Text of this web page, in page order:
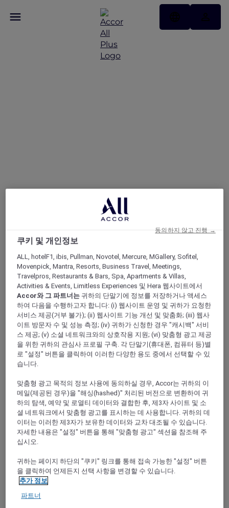
ALL Accor+ Explorer 사파의 감각적인 장소
사파의 감각적인 장소
BY VŨ PHONG THU – ACCOR PLUS
AMBASSADOR VIETNAM
이번 2월에 사파로 여행을 갔습니다. 봄기운이 느껴지
기 시작했어요. 꽃샘 추위에서도 복숭아꽃이 피어나고
게 감동을 줬거든요. 하지만 이번 여행은 지난 방문과
는 달랐습니다. 베트남 북서부의 환상적인 자연 경관
에 반했을 뿐 아니라 제가 머문 호텔에도 감탄했답니
다. Hôtel de la Coupole – MGallery by Sofitel….
시내 중심가에 자리한 이 호텔은 지난 세월의 우아함
을 간직하고 있어요. 프랑스령 인도차이나 시대의 건
축과 현지의 문화가 조화를 이뤄 신비로운 분위기를
자아냅니다. 이 호텔은 세계적으로 유명한 건축가 빌
벤슬리의 걸작이고, 개인적으로 그가 선보이는 색채의
향연에 경의를 표합니다. 로비는 터키색 가구와 붉은
천장 조명, 빈티지 수집품과 고산족의 액세서리가 완
벽하게 배치되어 진정한 정통성과 눈부시게 빛나는 분
쿠키 및 개인정보
ALL, hotelF1, ibis, Pullman, Novotel, Mercure, MGallery, Sofitel,
Movenpick, Mantra, Resorts, Business Travel, Meetings,
Travelpros, Restaurants & Bars, Spa, Apartments & Villas,
Activities & Events, Limitless Experiences 및 Hera 웹사이트에서
Accor와 그 파트너는 귀하의 단말기에 정보를 저장하거나 액세스
하여 다음을 수행하고자 합니다: (i) 웹사이트 운영 및 귀하가 요청한
서비스 제공(거부 불가); (ii) 웹사이트 기능 개선 및 맞춤화; (iii) 웹사
이트 방문자 수 및 성능 측정; (iv) 귀하가 신청한 경우 "캐시백" 서비
스 제공; (v) 소셜 네트워크와의 상호작용 지원; (vi) 맞춤형 광고 제공
을 위한 귀하의 관심사 프로필 구축. 각 단말기(휴대폰, 컴퓨터 등)별
로 "설정" 버튼을 클릭하여 이러한 다양한 용도 중에서 선택할 수 있
습니다.
맞춤형 광고 목적의 정보 사용에 동의하실 경우, Accor는 귀하의 이
메일(제공된 경우)을 "해싱(hashed)" 처리된 버전으로 변환하여 귀
하의 탐색, 예약 및 로열티 데이터와 결합한 후, 제3자 사이트 및 소
셜 네트워크에서 맞춤형 광고를 표시하는 데 사용합니다. 귀하의 데
이터는 이러한 제3자가 보유한 데이터와 교차 대조될 수 있습니다.
자세한 내용은 "설정" 버튼을 통해 "맞춤형 광고" 섹션을 참조해 주
십시오.
귀하는 페이지 하단의 "쿠키" 링크를 통해 접속 가능한 "설정" 버튼
을 클릭하여 언제든지 선택 사항을 변경할 수 있습니다.
추가 정보
파트너
동의하지 않고 진행 →